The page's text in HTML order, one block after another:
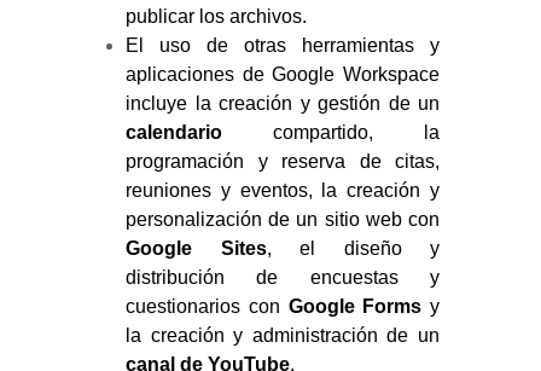
publicar los archivos.
El uso de otras herramientas y
aplicaciones de Google Workspace
incluye la creación y gestión de un
calendario compartido, la
programación y reserva de citas,
reuniones y eventos, la creación y
personalización de un sitio web con
Google Sites, el diseño y
distribución de encuestas y
cuestionarios con Google Forms y
la creación y administración de un
canal de YouTube.